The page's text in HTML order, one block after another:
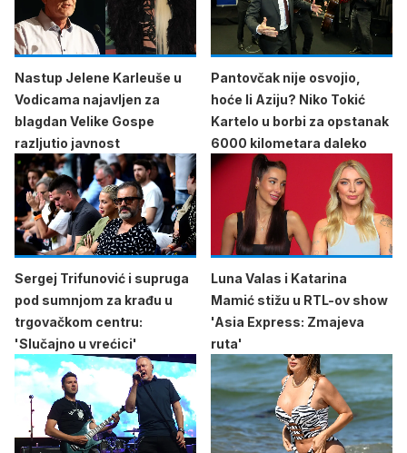
Nastup Jelene Karleuše u
Vodicama najavljen za
blagdan Velike Gospe
razljutio javnost
Pantovčak nije osvojio,
hoće li Aziju? Niko Tokić
Kartelo u borbi za opstanak
6000 kilometara daleko
Sergej Trifunović i supruga
pod sumnjom za krađu u
trgovačkom centru:
'Slučajno u vrećici'
Luna Valas i Katarina
Mamić stižu u RTL-ov show
'Asia Express: Zmajeva
ruta'